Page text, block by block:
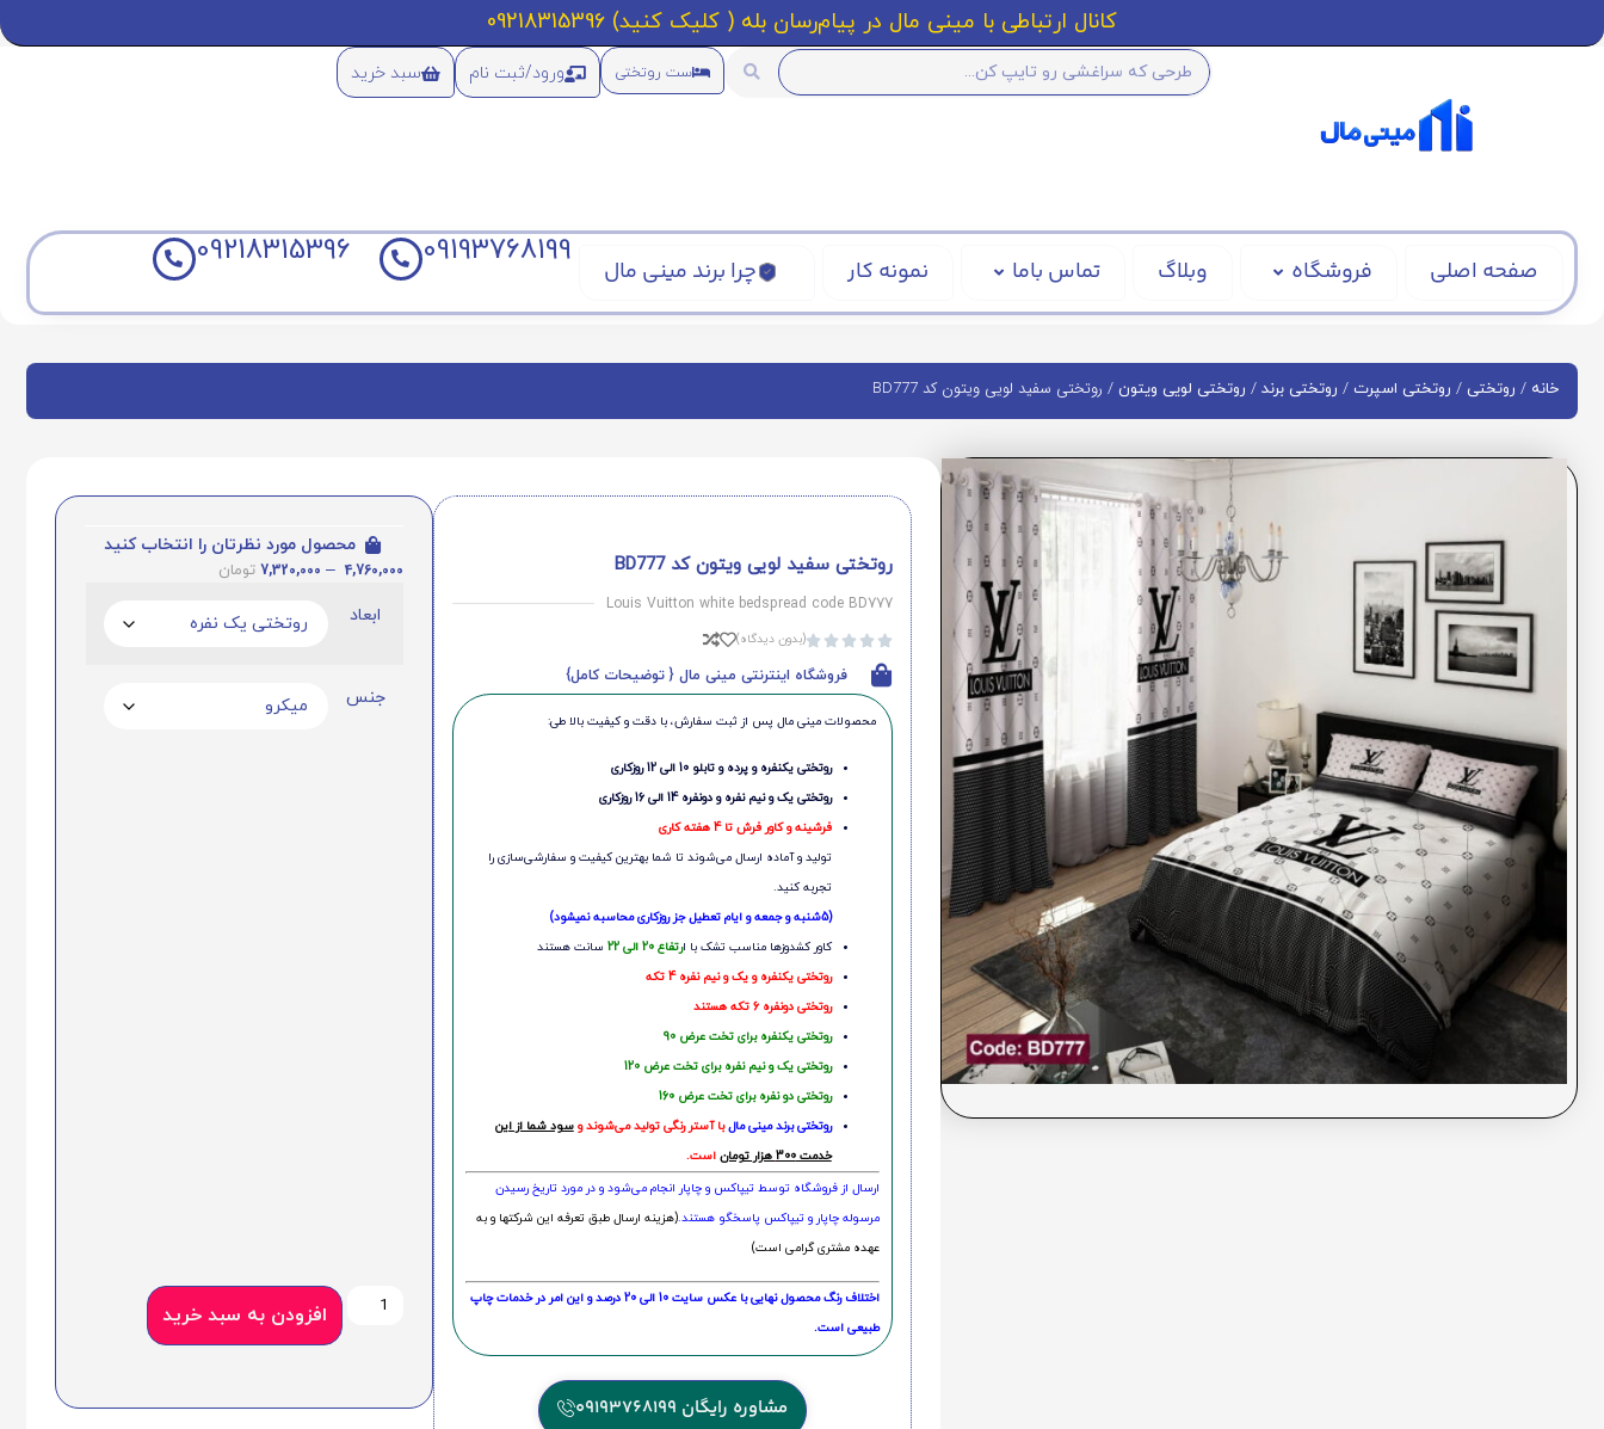
کانال ارتباطی با مینی مال در پیام‌رسان بله ( کلیک کنید) 09218315396
ست روتختی ورود/ثبت نام سبد خرید
صفحه اصلی فروشگاه وبلاگ تماس باما نمونه کار چرا برند مینی مال
09193768199
09218315396
خانه / روتختی / روتختی اسپرت / روتختی برند / روتختی لویی ویتون / روتختی سفید لویی ویتون کد BD777
روتختی سفید لویی ویتون کد BD777
Louis Vuitton white bedspread code BD777




(بدون دیدگاه)
فروشگاه اینترنتی مینی مال { توضیحات کامل}
محصولات مینی‌ مال پس از ثبت سفارش، با دقت و کیفیت بالا طی:
روتختی یکنفره و پرده و تابلو 10 الی 12 روزکاری
روتختی یک و نیم نفره و دونفره 14 الی 16 روزکاری
فرشینه و کاور فرش تا 4 هفته کاری
تولید و آماده ارسال می‌شوند تا شما بهترین کیفیت و سفارشی‌سازی را
تجربه کنید.
(5شنبه و جمعه و ایام تعطیل جز روزکاری محاسبه نمیشود)
کاور کشدوزها مناسب تشک با ارتفاع 20 الی 22
سانت هستند
روتختی یکنفره و یک و نیم نفره 4 تکه
روتختی دونفره 6 تکه هستند
روتختی یکنفره برای تخت عرض 90
روتختی یک و نیم نفره برای تخت عرض 120
روتختی دو نفره برای تخت عرض 160
روتختی‌ برند مینی مالبا آستر رنگی تولید می‌شوند وسود شما از این
خدمت 300 هزار تومان
است.
ارسال از فروشگاه توسط تیپاکس و چاپار انجام می‌شود و در مورد تاریخ رسیدن
مرسوله چاپار و تیپاکس پاسخگو هستند.(هزینه ارسال طبق تعرفه این شرکتها و به
عهده مشتری گرامی است)
اختلاف رنگ محصول نهایی با عکس سایت 10 الی 20 درصد و این امر در خدمات چاپ
طبیعی است.
مشاوره رایگان 09193768199
محصول مورد نظرتان را انتخاب کنید
4,760,000
–
7,320,000 تومان
ابعاد
جنس
افزودن به سبد خرید